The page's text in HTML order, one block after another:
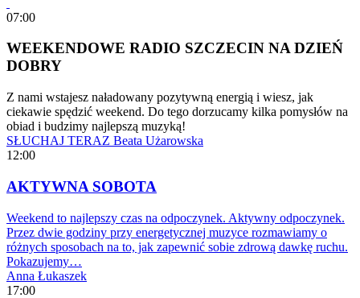
07:00
WEEKENDOWE RADIO SZCZECIN NA DZIEŃ
DOBRY
Z nami wstajesz naładowany pozytywną energią i wiesz, jak
ciekawie spędzić weekend. Do tego dorzucamy kilka pomysłów na
obiad i budzimy najlepszą muzyką!
SŁUCHAJ TERAZ Beata Użarowska
12:00
AKTYWNA SOBOTA
Weekend to najlepszy czas na odpoczynek. Aktywny odpoczynek.
Przez dwie godziny przy energetycznej muzyce rozmawiamy o
różnych sposobach na to, jak zapewnić sobie zdrową dawkę ruchu.
Pokazujemy…
Anna Łukaszek
17:00